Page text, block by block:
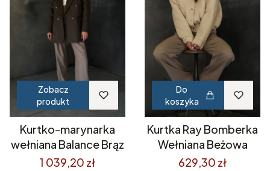
Zobacz
produkt
Kurtko-marynarka
wełniana Balance Brąz
1 039,20 zł
Do
koszyka
Kurtka Ray Bomberka
Wełniana Beżowa
629,30 zł